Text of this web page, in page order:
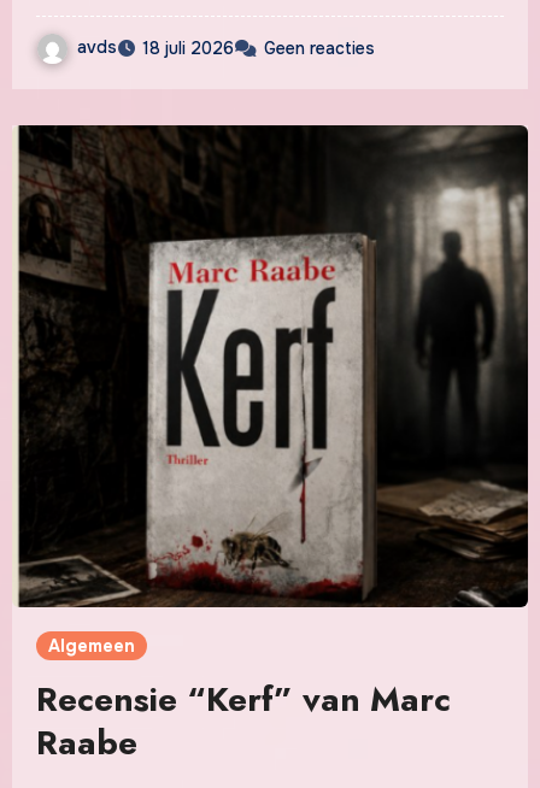
avds 18 juli 2026 Geen reacties
Algemeen
Recensie “Kerf” van Marc
Raabe